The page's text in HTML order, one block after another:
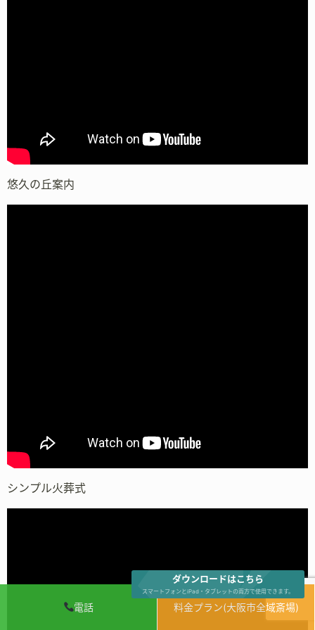
電話 料金プラン(大阪市全域斎場)
悠久の丘案内
シンプル火葬式
ダウンロードはこちら
スマートフォンとiPad・タブレットの両方で使用できます。